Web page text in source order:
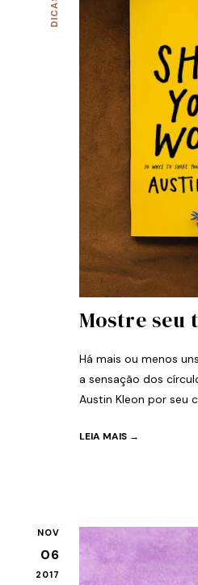
DICAS
Mostre seu
Há mais ou menos
a sensação dos
Austin Kleon por seu
LEIA MAIS →
NOV
06
2017